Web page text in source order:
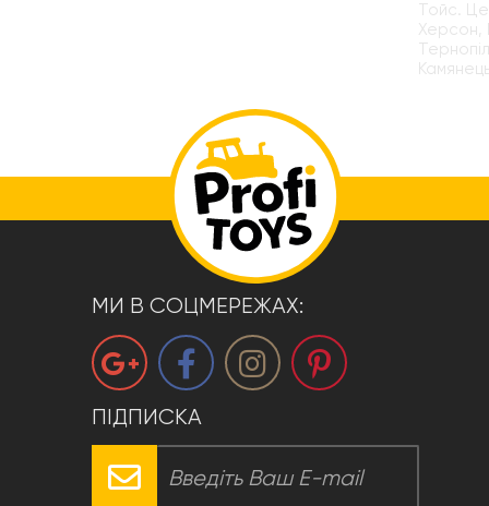
Тойс.
Херсон,
МИ В СОЦМЕРЕЖАХ:
ПІДПИСКА